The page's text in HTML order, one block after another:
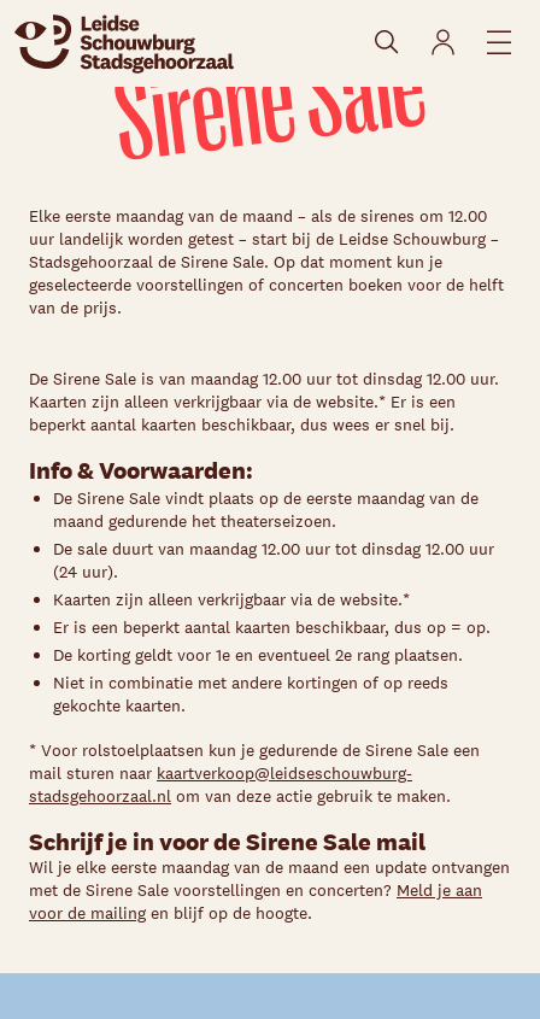
Skip navigatie
Sirene Sale
Elke eerste maandag van de maand – als de sirenes om 12.00
uur landelijk worden getest – start bij de Leidse Schouwburg –
Stadsgehoorzaal de Sirene Sale. Op dat moment kun je
geselecteerde voorstellingen of concerten boeken voor de helft
van de prijs.
De Sirene Sale is van maandag 12.00 uur tot dinsdag 12.00 uur.
Kaarten zijn alleen verkrijgbaar via de website.* Er is een
beperkt aantal kaarten beschikbaar, dus wees er snel bij.
Info & Voorwaarden:
De Sirene Sale vindt plaats op de eerste maandag van de
maand gedurende het theaterseizoen.
De sale duurt van maandag 12.00 uur tot dinsdag 12.00 uur
(24 uur).
Kaarten zijn alleen verkrijgbaar via de website.*
Er is een beperkt aantal kaarten beschikbaar, dus op = op.
De korting geldt voor 1e en eventueel 2e rang plaatsen.
Niet in combinatie met andere kortingen of op reeds
gekochte kaarten.
* Voor rolstoelplaatsen kun je gedurende de Sirene Sale een
mail sturen naar kaartverkoop@leidseschouwburg-
stadsgehoorzaal.nl om van deze actie gebruik te maken.
Schrijf je in voor de Sirene Sale mail
Wil je elke eerste maandag van de maand een update ontvangen
met de Sirene Sale voorstellingen en concerten? Meld je aan
voor de mailing en blijf op de hoogte.